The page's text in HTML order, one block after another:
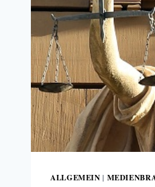
ALLGEMEIN |